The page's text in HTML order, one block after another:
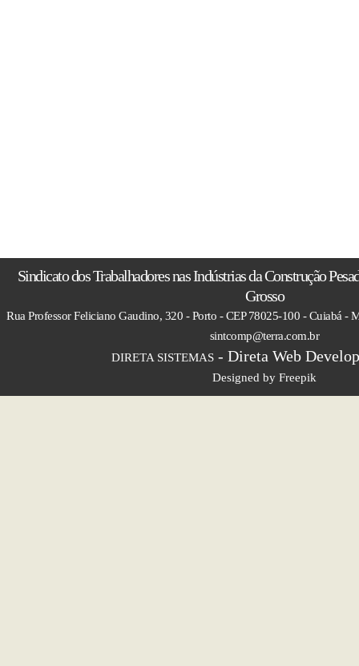
Sindicato dos Trabalhadores nas Indústrias da Construção
Grosso
Rua Professor Feliciano Gaudino, 320 - Porto - CEP 78025-100 - Cuiabá -
sintcomp@terra.com.br
DIRETA SISTEMAS- Direta Web
Designed by Freepik